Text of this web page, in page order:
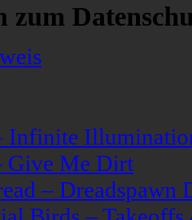
zum
Infinite
Give Me Dirt
– Dreadspawn